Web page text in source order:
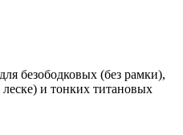
безободковых (без рамки),
и тонких титановых